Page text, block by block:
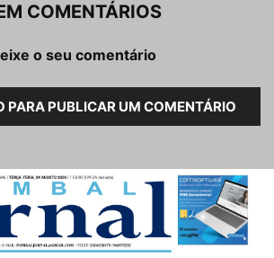
COMENTÁRIOS
o seu comentário
PARA PUBLICAR UM COMENTÁRIO